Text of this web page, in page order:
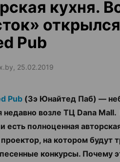
кухня.
Pub
25.02.2019
Pub (Зэ Юнайтед Паб) —
недавно возле ТЦ Dana
есть полноценная
на котором будут
конкурсы. Почему